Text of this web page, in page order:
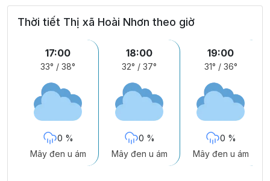
Thời tiết Thị xã Hoài Nhơn theo giờ
17:00
33° / 38°
0 %
Mây đen u ám
18:00
32° / 37°
0 %
Mây đen u ám
19:00
31° / 36°
0 %
Mây đen u ám